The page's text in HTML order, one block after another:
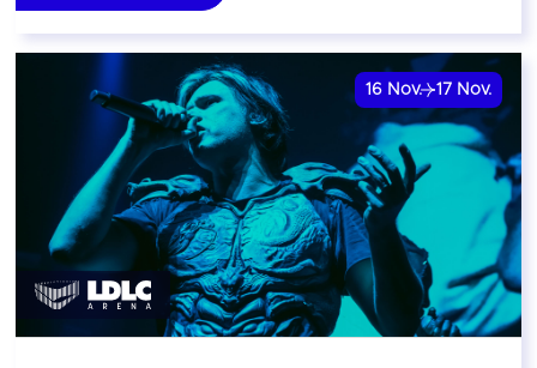
16 Nov. 17 Nov.